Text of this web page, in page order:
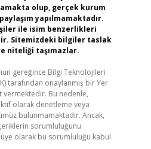
olup, gerçek kurum
yapılmamaktadır.
ile isim benzerlikleri
Sitemizdeki bilgiler taslak
niteliği taşımazlar.
gereğince Bilgi Teknolojileri
tarafından onaylanmış bir Yer
vermektedir. Bu nedenle,
olarak denetleme veya
bulunmamaktadır. Ancak,
sorumluluğunu
olarak bu sorumluluğu kabul